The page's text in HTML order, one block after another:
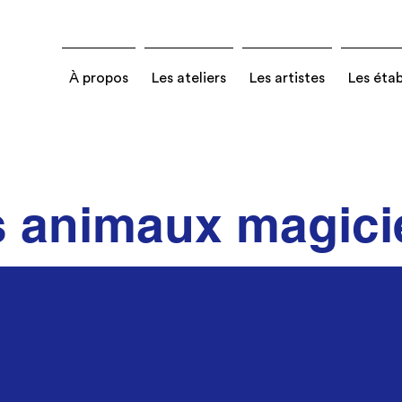
À propos Les ateliers Les artistes Les
animaux